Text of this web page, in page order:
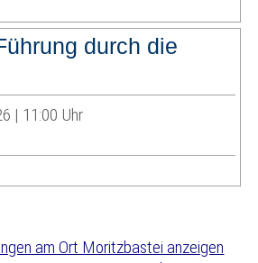
durch die
| 11:00 Uhr